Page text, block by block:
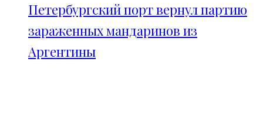
Петербургский порт вернул партию
зараженных мандаринов из
Аргентины